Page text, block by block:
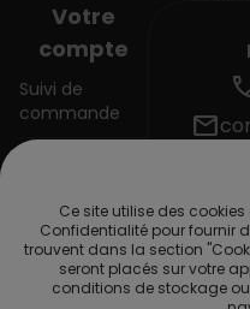
Ce site utilise des
Confidentialité pour fournir
trouvent dans la section
seront placés sur votre
conditions de stockage
Votre
compte
Suivi de
commande
Créez votre
compte
mail